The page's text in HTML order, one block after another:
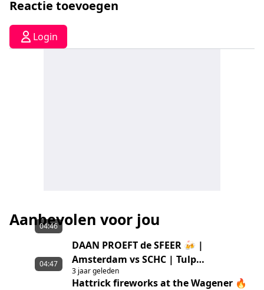
Reactie toevoegen
Login
Aanbevolen voor jou
04:46
DAAN PROEFT de SFEER 🍻 |
Amsterdam vs SCHC | Tulp
Hoofdklasse 22/23
3 jaar geleden
04:47
Hattrick fireworks at the Wagener 🔥